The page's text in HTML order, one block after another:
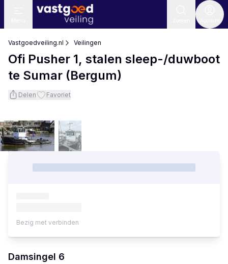
Vastgoedveiling.nl Veilingen
Ofi Pusher 1, stalen sleep-/duwboot
te Sumar (Bergum)
Delen Favoriet
Damsingel 6
Bezig met verbinden